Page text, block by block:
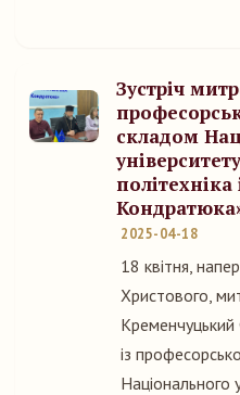
Зустріч
складом
2025-04-18
18 квітня,
Христового,
Кременчуцький
із
Національного